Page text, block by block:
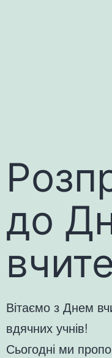
до
Вітаємо з Днем
вдячних учнів!
Сьогодні ми